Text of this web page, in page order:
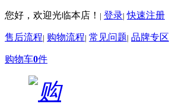
您好，欢迎光临本店！ | 登录| 快速注册
售后流程| 购物流程| 常见问题| 品牌专区
购物车0件